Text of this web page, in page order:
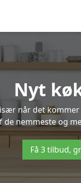
Nyt
når det
de nemmeste og
Få 3 tilbud,